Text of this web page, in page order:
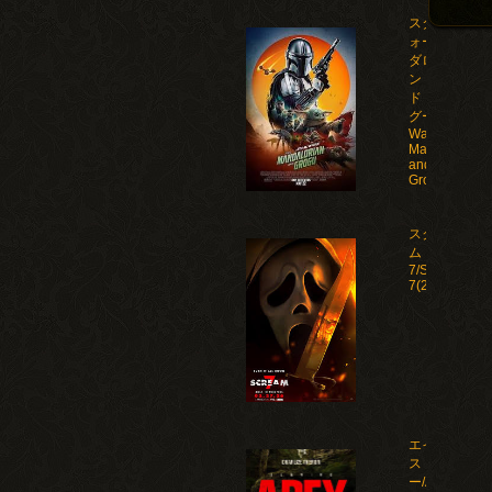
スター・ウ
ォーズ マン
ダロリア
ン・アン
ド・グロー
グー/Star
Wars: The
Mandalorian
and
Grogu(2026)
スクリー
ム
7/Scream
7(2026)
エイペック
ス・プレデタ
ー/